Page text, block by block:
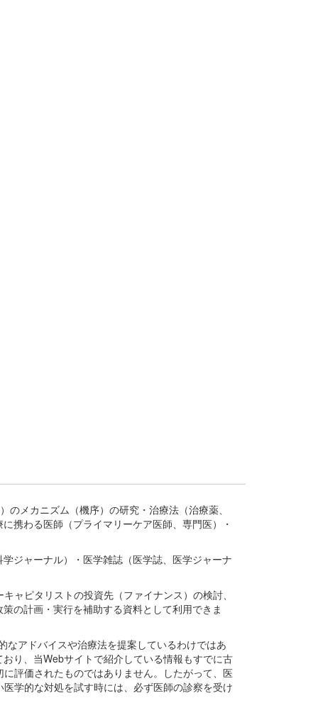
メカニズム（機序）の研究・治療法（治療薬、
携わる医師（プライマリーケア医師、専門医）・
ジャーナル）・医学雑誌（医学誌、医学ジャーナ
ャピタリストの投資先（ファイナンス）の検討、
の計画・実行を補助する資料として利用できま
アドバイスや治療法を提案しているわけではあ
り、当Webサイトで紹介している情報もすでに古
評価されたものではありません。したがって、医
学的な対処を試す時には、必ず医師の診察を受け